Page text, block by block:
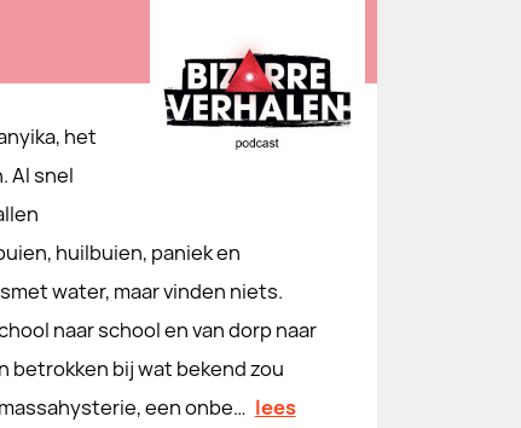
het
Al snel
huilbuien, paniek en
water, maar vinden niets.
naar school en van dorp naar
betrokken bij wat bekend zou
een onbe… lees